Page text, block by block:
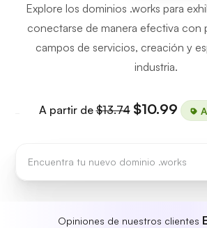
Explore los dominios .works para
conectarse de manera efectiva con
campos de servicios, creación y
industria.
A partir de$13.74 $10.99
Opiniones de nuestros clientes